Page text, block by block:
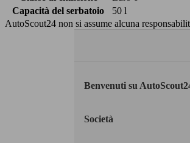
Capacità del serbatoio
50 l
AutoScout24 non si assume alcuna
Benvenuti su
Società